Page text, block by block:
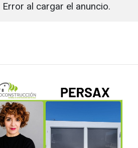
Error al cargar el anuncio.